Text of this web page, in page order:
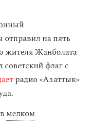
на пять
жителя Жанболата
флаг с
радио «Азаттык»
мелком